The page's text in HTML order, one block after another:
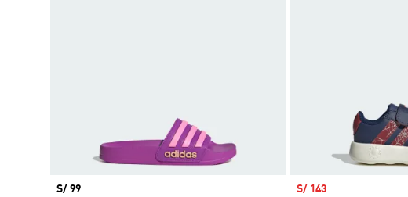
Precio
S/ 99
Precio de venta
S/ 143